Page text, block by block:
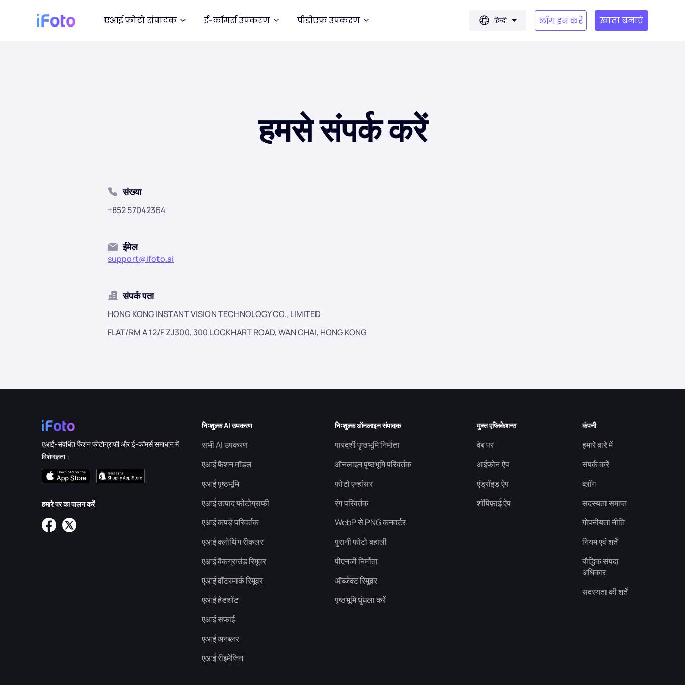
एआई फोटो संपादक ई-कॉमर्स उपकरण पीडीएफ उपकरण हिन्दी लॉग इन करें खाता बनाएं
हमसे संपर्क करें
संख्या
+852 57042364
ईमेल
support@ifoto.ai
संपर्क पता
HONG KONG INSTANT VISION TECHNOLOGY CO., LIMITED
FLAT/RM A 12/F ZJ300, 300 LOCKHART ROAD, WAN CHAI, HONG KONG
एआई-संवर्धित फैशन फोटोग्राफी और ई-कॉमर्स समाधान में
विशेषज्ञता।
हमारे पर का पालन करें
निःशुल्क AI उपकरण
सभी AI उपकरण
एआई फैशन मॉडल
एआई पृष्ठभूमि
एआई उत्पाद फोटोग्राफी
एआई कपड़े परिवर्तक
एआई क्लोथिंग रीकलर
एआई बैकग्राउंड रिमूवर
एआई वॉटरमार्क रिमूवर
एआई हेडशॉट
एआई सफाई
एआई अनब्लर
एआई रीइमेजिन
निःशुल्क ऑनलाइन संपादक
पारदर्शी पृष्ठभूमि निर्माता
ऑनलाइन पृष्ठभूमि परिवर्तक
फोटो एन्हांसर
रंग परिवर्तक
WebP से PNG कनवर्टर
पुरानी फोटो बहाली
पीएनजी निर्माता
ऑब्जेक्ट रिमूवर
पृष्ठभूमि धुंधला करें
मुक्त एप्लिकेशन्स
वेब पर
आईफोन ऐप
एंड्रॉइड ऐप
शॉपिफ़ाई ऐप
कंपनी
हमारे बारे में
संपर्क करें
ब्लॉग
सदस्यता समाप्त
गोपनीयता नीति
नियम एवं शर्तें
बौद्धिक संपदा
अधिकार
सदस्यता की शर्तें